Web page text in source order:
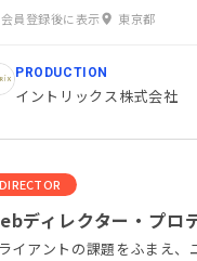
会員登録後に表示 東京都
PRODUCTION
イントリックス株式会社
DIRECTOR
ディレクター・プロ
イアントの課題をふまえ、